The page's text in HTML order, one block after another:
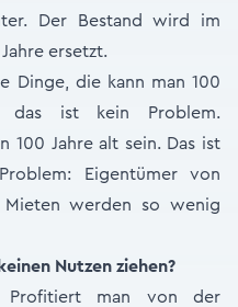
Der Bestand wird im
ersetzt.
Dinge, die kann man 100
das ist kein Problem.
100 Jahre alt sein. Das ist
Eigentümer von
werden so wenig
Nutzen ziehen?
Profitiert man von der